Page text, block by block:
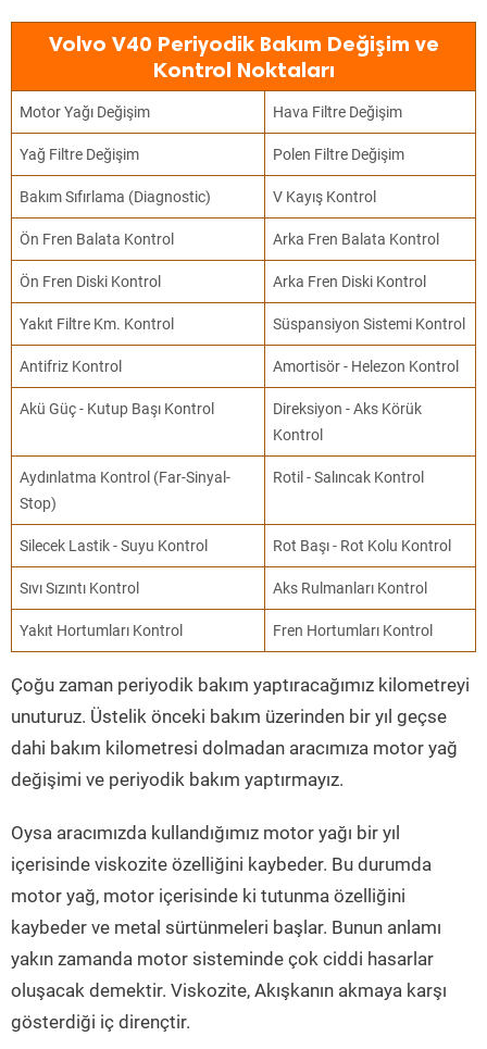
Volvo V40 Periyodik Bakım Değişim ve
Kontrol Noktaları
Motor Yağı Değişim Hava Filtre Değişim
Yağ Filtre Değişim Polen Filtre Değişim
Bakım Sıfırlama (Diagnostic) V Kayış Kontrol
Ön Fren Balata Kontrol Arka Fren Balata Kontrol
Ön Fren Diski Kontrol Arka Fren Diski Kontrol
Yakıt Filtre Km. Kontrol Süspansiyon Sistemi Kontrol
Antifriz Kontrol Amortisör - Helezon Kontrol
Akü Güç - Kutup Başı Kontrol
Direksiyon - Aks Körük
Kontrol
Aydınlatma Kontrol (Far-Sinyal-
Stop)
Rotil - Salıncak Kontrol
Silecek Lastik - Suyu Kontrol Rot Başı - Rot Kolu Kontrol
Sıvı Sızıntı Kontrol Aks Rulmanları Kontrol
Yakıt Hortumları Kontrol Fren Hortumları Kontrol
Çoğu zaman periyodik bakım yaptıracağımız kilometreyi
unuturuz. Üstelik önceki bakım üzerinden bir yıl geçse
dahi bakım kilometresi dolmadan aracımıza motor yağ
değişimi ve periyodik bakım yaptırmayız.
Oysa aracımızda kullandığımız motor yağı bir yıl
içerisinde viskozite özelliğini kaybeder. Bu durumda
motor yağ, motor içerisinde ki tutunma özelliğini
kaybeder ve metal sürtünmeleri başlar. Bunun anlamı
yakın zamanda motor sisteminde çok ciddi hasarlar
oluşacak demektir. Viskozite, Akışkanın akmaya karşı
gösterdiği iç dirençtir.